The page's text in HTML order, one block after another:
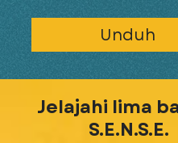
Unduh
Jelajahi lima
S.E.N.S.E.